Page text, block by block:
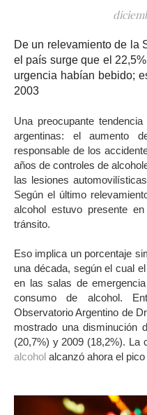
De un relevamiento de la
el país surge que el
urgencia habían bebido;
2003
Una preocupante
argentinas: el aumento
responsable de los
años de controles de
las lesiones
Según el último
alcohol estuvo presente
tránsito.
Eso implica un porcentaje
una década, según el cual
en las salas de
consumo de alcohol.
Observatorio Argentino de
mostrado una disminución
(20,7%) y 2009 (18,2%). La
alcohol alcanzó ahora el pico